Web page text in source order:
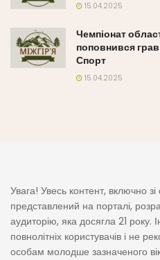
15.04.2025
Чемпіонат
поповнився
Спорт
15.04.2025
Увага! Увесь контент, включно
представлений на порталі,
аудиторію, яка досягла 21
повнолітніх користувачів і не
особам молодше зазначеного